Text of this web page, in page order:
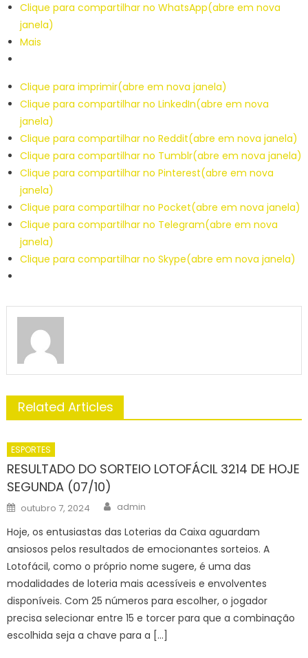
Clique para compartilhar no WhatsApp(abre em nova
janela)
Mais
Clique para imprimir(abre em nova janela)
Clique para compartilhar no LinkedIn(abre em nova
janela)
Clique para compartilhar no Reddit(abre em nova janela)
Clique para compartilhar no Tumblr(abre em nova janela)
Clique para compartilhar no Pinterest(abre em nova
janela)
Clique para compartilhar no Pocket(abre em nova janela)
Clique para compartilhar no Telegram(abre em nova
janela)
Clique para compartilhar no Skype(abre em nova janela)
Related Articles
ESPORTES
RESULTADO DO SORTEIO LOTOFÁCIL 3214 DE HOJE
SEGUNDA (07/10)
Posted
on
outubro 7, 2024 Author
admin
Hoje, os entusiastas das Loterias da Caixa aguardam
ansiosos pelos resultados de emocionantes sorteios. A
Lotofácil, como o próprio nome sugere, é uma das
modalidades de loteria mais acessíveis e envolventes
disponíveis. Com 25 números para escolher, o jogador
precisa selecionar entre 15 e torcer para que a combinação
escolhida seja a chave para a […]